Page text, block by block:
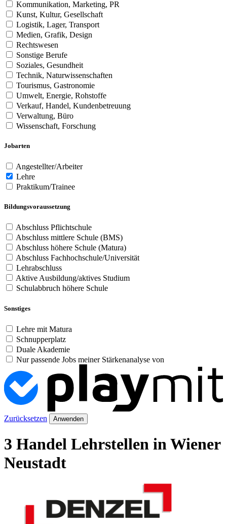
Kommunikation, Marketing, PR
Kunst, Kultur, Gesellschaft
Logistik, Lager, Transport
Medien, Grafik, Design
Rechtswesen
Sonstige Berufe
Soziales, Gesundheit
Technik, Naturwissenschaften
Tourismus, Gastronomie
Umwelt, Energie, Rohstoffe
Verkauf, Handel, Kundenbetreuung
Verwaltung, Büro
Wissenschaft, Forschung
Jobarten
Angestellter/Arbeiter
Lehre
Praktikum/Trainee
Bildungsvoraussetzung
Abschluss Pflichtschule
Abschluss mittlere Schule (BMS)
Abschluss höhere Schule (Matura)
Abschluss Fachhochschule/Universität
Lehrabschluss
Aktive Ausbildung/aktives Studium
Schulabbruch höhere Schule
Sonstiges
Lehre mit Matura
Schnupperplatz
Duale Akademie
Nur passende Jobs meiner Stärkenanalyse von
Zurücksetzen Anwenden
3 Handel Lehrstellen in Wiener
Neustadt